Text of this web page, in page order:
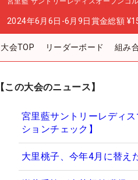
2024年6月6日-6月9日賞金総額
大会TOP リーダーボード 組み
【この大会のニュース】
宮里藍サントリーレディ
ションチェック】
大里桃子、今年4月に替え